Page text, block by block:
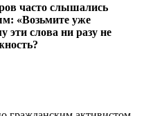
часто слышались
«Возьмите уже
эти слова ни разу не